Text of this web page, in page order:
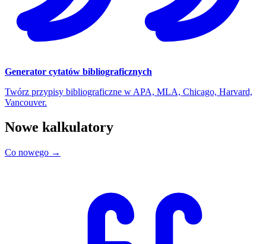
Generator cytatów bibliograficznych
Twórz przypisy bibliograficzne w APA, MLA, Chicago, Harvard,
Vancouver.
Nowe kalkulatory
Co nowego →